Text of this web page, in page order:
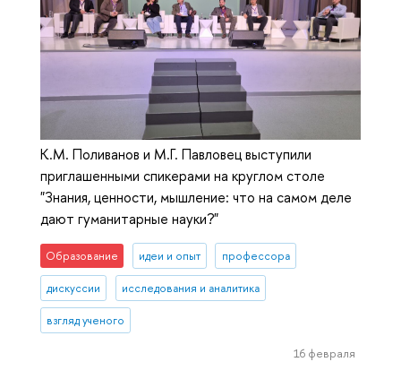
К.М. Поливанов и М.Г. Павловец выступили
приглашенными спикерами на круглом столе
"Знания, ценности, мышление: что на самом деле
дают гуманитарные науки?"
Образование идеи и опыт профессора
дискуссии исследования и аналитика
взгляд ученого
16 февраля